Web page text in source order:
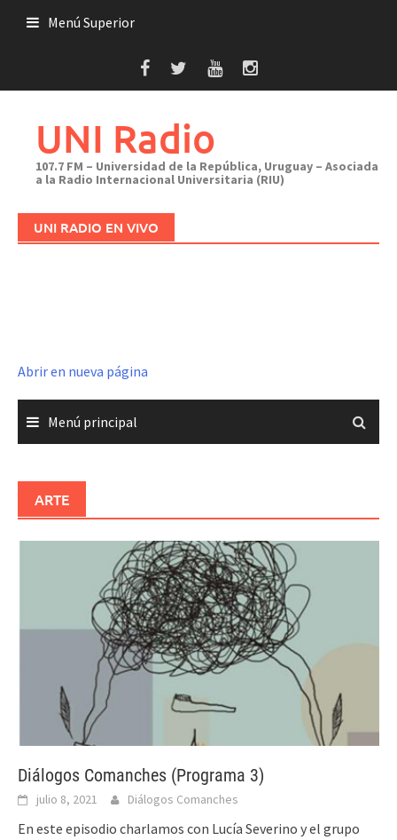
Menú Superior
UNI Radio
107.7 FM – Universidad de la República, Uruguay – Asociada
a la Radio Internacional Universitaria (RIU)
UNI RADIO EN VIVO
Abrir en nueva página
Menú principal
ARTE
Diálogos Comanches (Programa 3)
julio 8, 2021 Diálogos Comanches
En este episodio charlamos con Lucía Severino y el grupo